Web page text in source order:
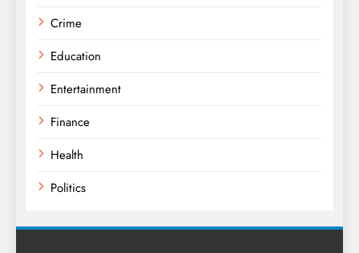
Crime
Education
Entertainment
Finance
Health
Politics